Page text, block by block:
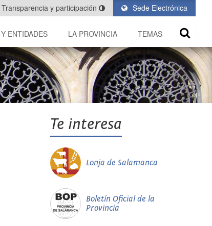
Sede Electrónica
Transparencia y participación
ENTIDADES LA PROVINCIA TEMAS
Te interesa
Lonja de Salamanca
Boletín Oficial de la
Provincia